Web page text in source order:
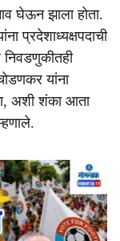
घेऊन झाला होता.
प्रदेशाध्यक्षपदाची
निवडणुकीतही
यांना
अशी शंका आता